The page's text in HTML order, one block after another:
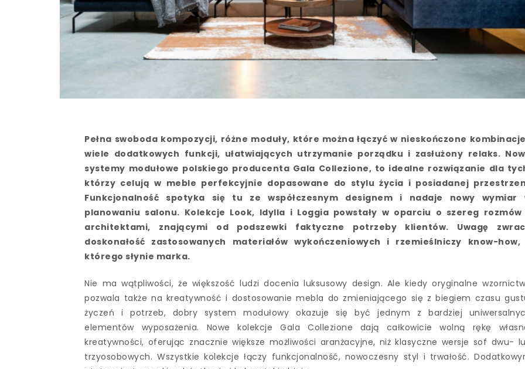
Pełna swoboda kompozycji, różne moduły, które można łączyć w nieskończone
wiele dodatkowych funkcji, ułatwiających utrzymanie porządku i zasłużony relaks.
systemy modułowe polskiego producenta Gala Collezione, to idealne rozwiązanie dla
którzy celują w meble perfekcyjnie dopasowane do stylu życia i posiadanej
Funkcjonalność spotyka się tu ze współczesnym designem i nadaje nowy wymiar
planowaniu salonu. Kolekcje Look, Idylla i Loggia powstały w oparciu o szereg rozmów
architektami, znającymi od podszewki faktyczne potrzeby klientów. Uwagę
doskonałość zastosowanych materiałów wykończeniowych i rzemieślniczy know-how,
którego słynie marka.
Nie ma wątpliwości, że większość ludzi docenia luksusowy design. Ale kiedy oryginalne
pozwala także na kreatywność i dostosowanie mebla do zmieniającego się z biegiem czasu
życzeń i potrzeb, dobry system modułowy okazuje się być jednym z bardziej
elementów wyposażenia. Nowe kolekcje Gala Collezione dają całkowicie wolną rękę
kreatywności, oferując znacznie większe możliwości aranżacyjne, niż klasyczne wersje sof dwu-
trzyosobowych. Wszystkie kolekcje łączy funkcjonalność, nowoczesny styl i trwałość.